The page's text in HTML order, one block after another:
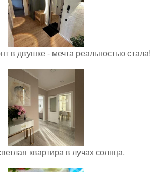
в двушке - мечта реальностью стала!
квартира в лучах солнца.